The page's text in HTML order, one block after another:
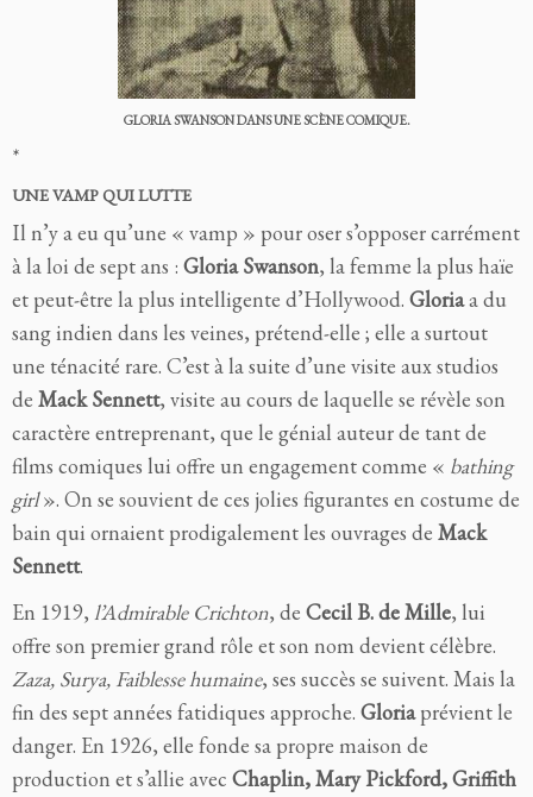
GLORIA SWANSON DANS UNE SCÈNE COMIQUE.
*
UNE VAMP QUI LUTTE
Il n’y a eu qu’une « vamp » pour oser s’opposer carrément
à la loi de sept ans : Gloria Swanson, la femme la plus haïe
et peut-être la plus intelligente d’Hollywood. Gloriaa du
sang indien dans les veines, prétend-elle ; elle a surtout
une ténacité rare. C’est à la suite d’une visite aux studios
de Mack Sennett, visite au cours de laquelle se révèle son
caractère entreprenant, que le génial auteur de tant de
films comiques lui offre un engagement comme « bathing
girl». On se souvient de ces jolies figurantes en costume de
bain qui ornaient prodigalement les ouvrages de Mack
Sennett.
En 1919, l’Admirable Crichton, de Cecil B. de Mille, lui
offre son premier grand rôle et son nom devient célèbre.
Zaza, Surya, Faiblesse humaine, ses succès se suivent. Mais la
fin des sept années fatidiques approche. Gloriaprévient le
danger. En 1926, elle fonde sa propre maison de
production et s’allie avec Chaplin, Mary Pickford, Griffith